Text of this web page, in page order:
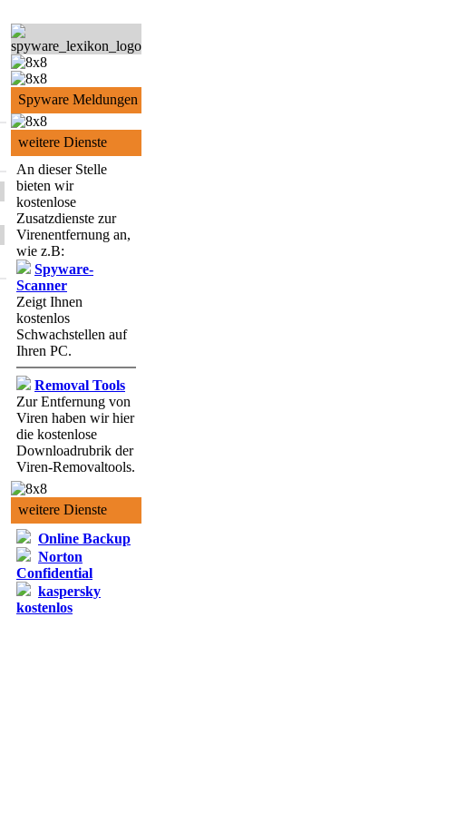
Spyware Meldungen
weitere Dienste
An dieser Stelle
bieten wir
kostenlose
Zusatzdienste zur
Virenentfernung an,
wie z.B:
Spyware-
Scanner
Zeigt Ihnen
kostenlos
Schwachstellen auf
Ihren PC.
Removal Tools
Zur Entfernung von
Viren haben wir hier
die kostenlose
Downloadrubrik der
Viren-Removaltools.
weitere Dienste
Online Backup
Norton
Confidential
kaspersky
kostenlos